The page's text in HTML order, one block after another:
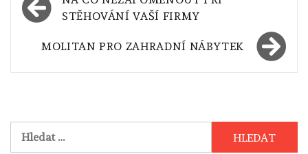
pro
příspěvek
STĚHOVÁNÍ VAŠÍ FIRMY
MOLITAN PRO ZAHRADNÍ NÁBYTEK
Vyhledávání